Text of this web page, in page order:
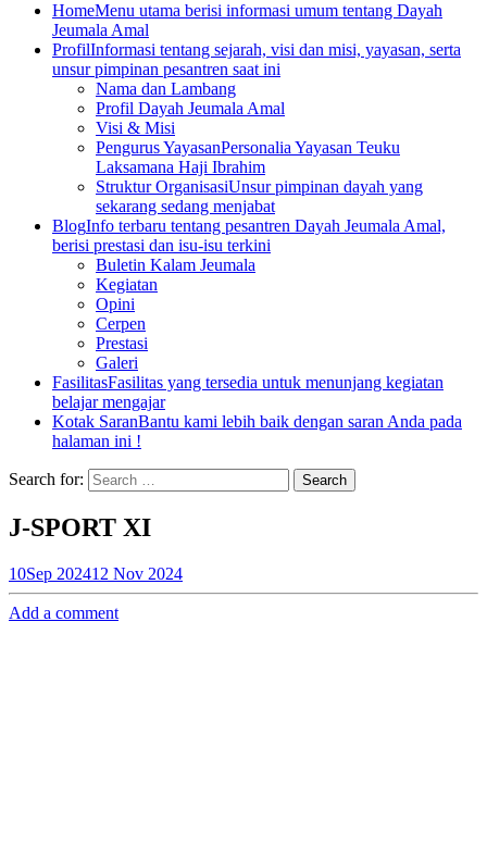
HomeMenu utama berisi informasi umum tentang Dayah
Jeumala Amal
ProfilInformasi tentang sejarah, visi dan misi, yayasan, serta
unsur pimpinan pesantren saat ini
Nama dan Lambang
Profil Dayah Jeumala Amal
Visi & Misi
Pengurus YayasanPersonalia Yayasan Teuku
Laksamana Haji Ibrahim
Struktur OrganisasiUnsur pimpinan dayah yang
sekarang sedang menjabat
BlogInfo terbaru tentang pesantren Dayah Jeumala Amal,
berisi prestasi dan isu-isu terkini
Buletin Kalam Jeumala
Kegiatan
Opini
Cerpen
Prestasi
Galeri
FasilitasFasilitas yang tersedia untuk menunjang kegiatan
belajar mengajar
Kotak SaranBantu kami lebih baik dengan saran Anda pada
halaman ini !
Search for:
J-SPORT XI
10Sep 202412 Nov 2024
Add a comment